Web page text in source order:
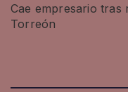
Cae empresario
Torreón